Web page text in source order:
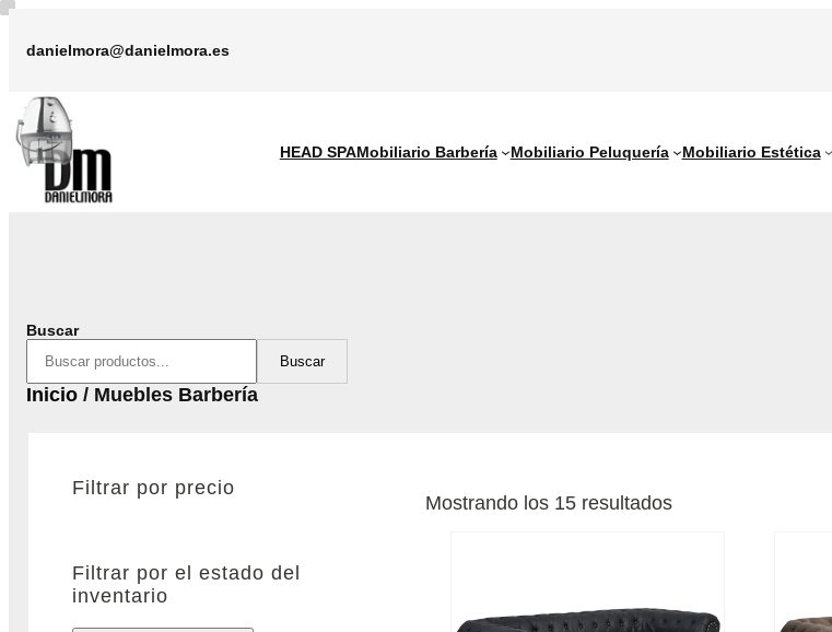
Saltar
contenido
danielmora@danielmora.es
HEAD SPAMobiliario Barbería Mobiliario Peluquería Mobiliario Estética
Buscar
Buscar
Inicio / Muebles Barbería
Filtrar por precio
Filtrar por el estado del
inventario
Mostrando los 15 resultados